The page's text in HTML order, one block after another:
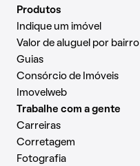
Produtos
Indique um imóvel
Valor de aluguel por bairro
Guias
Consórcio de Imóveis
Imovelweb
Trabalhe com a gente
Carreiras
Corretagem
Fotografia